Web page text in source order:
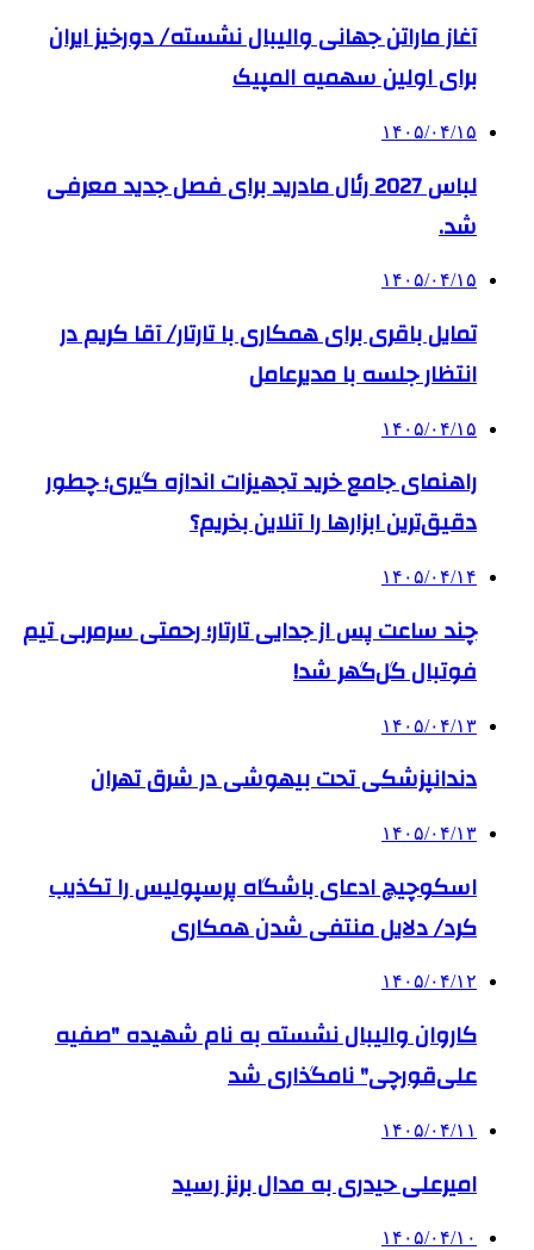
آغاز ماراتن جهانی والیبال نشسته/ دورخیز ایران
برای اولین سهمیه المپیک
۱۴۰۵/۰۴/۱۵
لباس 2027 رئال مادرید برای فصل جدید معرفی
شد.
۱۴۰۵/۰۴/۱۵
تمایل باقری برای همکاری با تارتار/ آقا کریم در
انتظار جلسه با مدیرعامل
۱۴۰۵/۰۴/۱۵
راهنمای جامع خرید تجهیزات اندازه گیری؛ چطور
دقیق‌ترین ابزارها را آنلاین بخریم؟
۱۴۰۵/۰۴/۱۴
چند ساعت پس از جدایی تارتار؛ رحمتی سرمربی تیم
فوتبال گل‌گهر شد!
۱۴۰۵/۰۴/۱۳
دندانپزشکی تحت بیهوشی در شرق تهران
۱۴۰۵/۰۴/۱۳
اسکوچیچ ادعای باشگاه پرسپولیس را تکذیب
کرد/ دلایل منتفی شدن همکاری
۱۴۰۵/۰۴/۱۲
کاروان والیبال نشسته به نام شهیده "صفیه
علی‌قورچی" نامگذاری شد
۱۴۰۵/۰۴/۱۱
امیرعلی حیدری به مدال برنز رسید
۱۴۰۵/۰۴/۱۰